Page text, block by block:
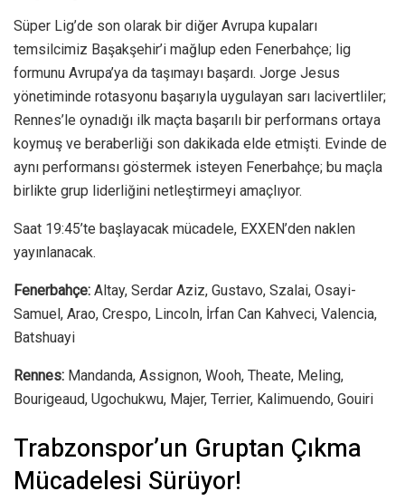
Süper Lig’de son olarak bir diğer Avrupa kupaları
temsilcimiz Başakşehir’i mağlup eden Fenerbahçe; lig
formunu Avrupa’ya da taşımayı başardı. Jorge Jesus
yönetiminde rotasyonu başarıyla uygulayan sarı lacivertliler;
Rennes’le oynadığı ilk maçta başarılı bir performans ortaya
koymuş ve beraberliği son dakikada elde etmişti. Evinde de
aynı performansı göstermek isteyen Fenerbahçe; bu maçla
birlikte grup liderliğini netleştirmeyi amaçlıyor.
Saat 19:45’te başlayacak mücadele, EXXEN’den naklen
yayınlanacak.
Fenerbahçe: Altay, Serdar Aziz, Gustavo, Szalai, Osayi-
Samuel, Arao, Crespo, Lincoln, İrfan Can Kahveci, Valencia,
Batshuayi
Rennes: Mandanda, Assignon, Wooh, Theate, Meling,
Bourigeaud, Ugochukwu, Majer, Terrier, Kalimuendo, Gouiri
Trabzonspor’un Gruptan Çıkma
Mücadelesi Sürüyor!